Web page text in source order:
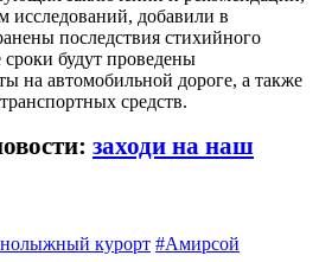
исследований, добавили в
последствия стихийного
будут проведены
на автомобильной дороге, а также
средств.
заходи на наш
курорт #Амирсой